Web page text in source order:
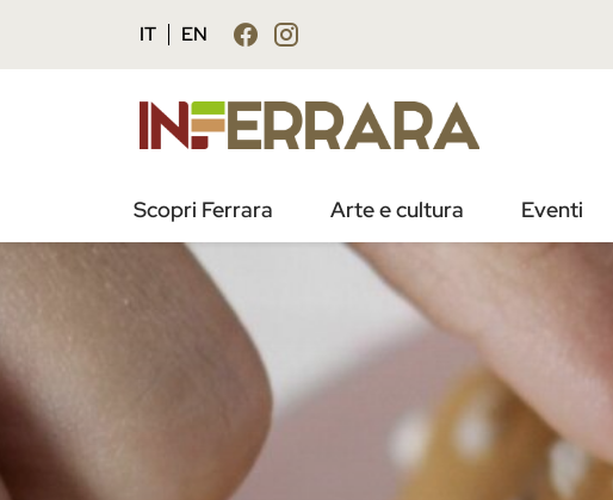
IT EN
Scopri Ferrara Arte e cultura Eventi